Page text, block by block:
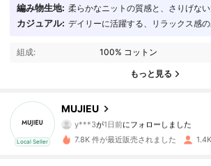
編み物生地: 柔らかなニットの質感と、さりげない
カジュアル: デイリーに活躍する、リラックス感の
組成: 100% コットン
もっと見る
Local Seller
MUJIEU
4.68 574 フォロワー
4.68
574 フォロワー
7.8K 件が最近販売されました